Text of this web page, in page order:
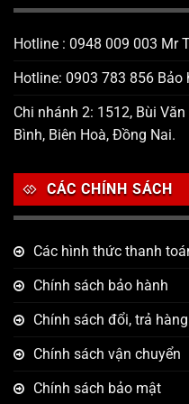
Hotline : 0948 009 003 Mr
Hotline: 0903 783 856
Chi nhánh 2: 1512, Bùi
Bình, Biên Hoà, Đồng Nai.
CÁC CHÍNH SÁCH
Các hình thức thanh
Chính sách bảo hành
Chính sách đổi, trả hàng
Chính sách vận chuyển
Chính sách bảo mật